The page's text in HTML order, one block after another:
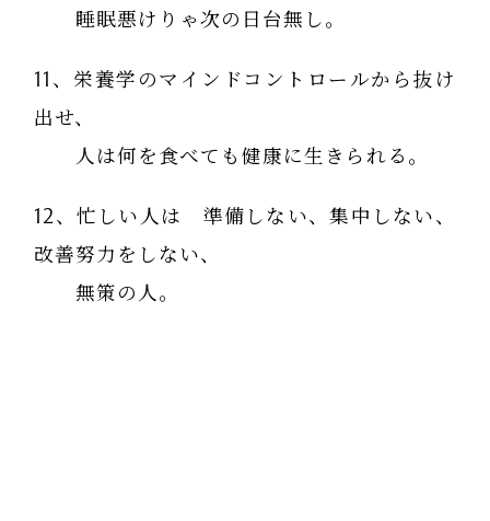
睡眠悪けりゃ次の日台無し。
11、栄養学のマインドコントロールから抜け
出せ、
人は何を食べても健康に生きられる。
12、忙しい人は 準備しない、集中しない、
改善努力をしない、
無策の人。